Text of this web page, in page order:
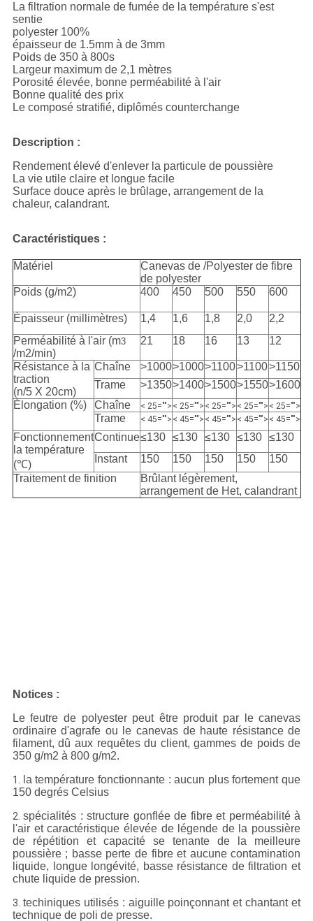
La filtration normale de fumée de la température s'est
sentie
polyester 100%
épaisseur de 1.5mm à de 3mm
Poids de 350 à 800s
Largeur maximum de 2,1 mètres
Porosité élevée, bonne perméabilité à l'air
Bonne qualité des prix
Le composé stratifié, diplômés counterchange
Description :
Rendement élevé d'enlever la particule de poussière
La vie utile claire et longue facile
Surface douce après le brûlage, arrangement de la
chaleur, calandrant.
Caractéristiques :
Matériel
Canevas de /Polyester de fibre
de polyester
Poids (g/m2)
400 450 500 550 600
Épaisseur (millimètres) 1,4 1,6 1,8 2,0
2,2
Perméabilité à l'air (m3
/m2/min)
21 18 16 13 12
Résistance à la
traction
(n/5 X 20cm)
Chaîne >1000>1000>1100>1100>1150
Trame
>1350>1400>1500>1550>1600
Élongation (%)
Chaîne < 25=""> < 25=""> < 25=""> < 25=""> < 25="">
Trame < 45=""> < 45=""> < 45=""> < 45=""> < 45="">
Fonctionnement
la température
(℃)
Continue≤130 ≤130 ≤130 ≤130 ≤130
Instant
150 150 150 150
150
Traitement de finition
Brûlant légèrement,
arrangement de Het, calandrant
Notices :
Le feutre de polyester peut être produit par le canevas
ordinaire d'agrafe ou le canevas de haute résistance de
filament, dû aux requêtes du client, gammes de poids de
350 g/m2 à 800 g/m2.
1. la température fonctionnante : aucun plus fortement que
150 degrés Celsius
2.spécialités : structure gonflée de fibre et perméabilité à
l'air et caractéristique élevée de légende de la poussière
de répétition et capacité se tenante de la meilleure
poussière ; basse perte de fibre et aucune contamination
liquide, longue longévité, basse résistance de filtration et
chute liquide de pression.
3. techiniques utilisés : aiguille poinçonnant et chantant et
technique de poli de presse.